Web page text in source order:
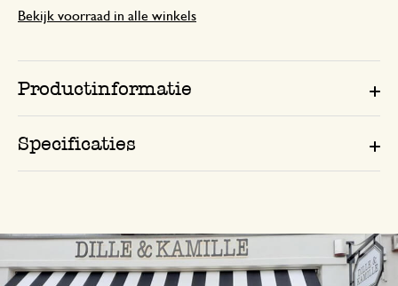
Bekijk voorraad in alle winkels
Productinformatie
Specificaties